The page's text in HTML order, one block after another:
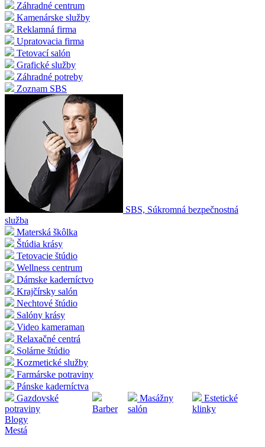
Záhradné centrum
Kamenárske služby
Reklamná firma
Upratovacia firma
Tetovací salón
Grafické služby
Záhradné potreby
Zoznam SBS
SBS, Súkromná bezpečnostná
služba
Materská škôlka
Štúdia krásy
Tetovacie štúdio
Wellness centrum
Dámske kaderníctvo
Krajčírsky salón
Nechtové štúdio
Salóny krásy
Video kameraman
Relaxačné centrá
Solárne štúdio
Kozmetické služby
Farmárske potraviny
Pánske kaderníctva
Gazdovské
potraviny
Barber
Masážny
salón
Estetické
klinky
Blogy
Mestá